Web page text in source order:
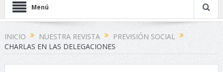
Menú
INICIO NUESTRA REVISTA
PREVISIÓN SOCIAL
CHARLAS EN LAS DELEGACIONES